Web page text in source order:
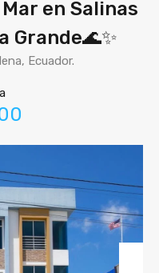
en Salinas
Grande🌊✨
Ecuador.